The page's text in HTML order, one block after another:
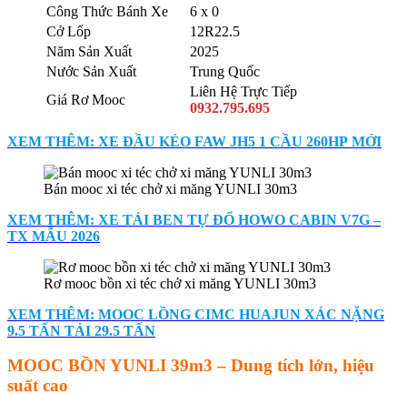
Công Thức Bánh Xe
6 x 0
Cở Lốp
12R22.5
Năm Sản Xuất
2025
Nước Sản Xuất
Trung Quốc
Giá Rơ Mooc
Liên Hệ Trực Tiếp
0932.795.695
XEM THÊM: XE ĐẦU KÉO FAW JH5 1 CẦU 260HP MỚI
Bán mooc xi téc chở xi măng YUNLI 30m3
XEM THÊM: XE TẢI BEN TỰ ĐỔ HOWO CABIN V7G –
TX MẪU 2026
Rơ mooc bồn xi téc chở xi măng YUNLI 30m3
XEM THÊM: MOOC LỒNG CIMC HUAJUN XÁC NẶNG
9.5 TẤN TẢI 29.5 TẤN
MOOC BỒN YUNLI 39m3 – Dung tích lớn, hiệu
suất cao